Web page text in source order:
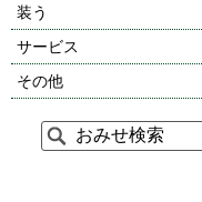
装う
サービス
その他